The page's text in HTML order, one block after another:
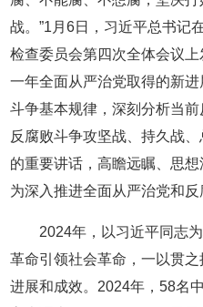
战。”1月6日，习近平总书记
检查委员会第四次全体会议
一年全面从严治党取得的新
斗争基本规律，深刻分析当
反腐败斗争攻坚战、持久战
的重要讲话，高瞻远瞩、思
为深入推进全面从严治党和反
2024年，以习近平同志
革命引领社会革命，一以贯
进展和成效。2024年，58名